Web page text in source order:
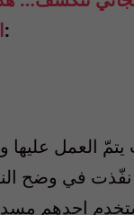
! ونصّه:
العمل عليها
في وضح